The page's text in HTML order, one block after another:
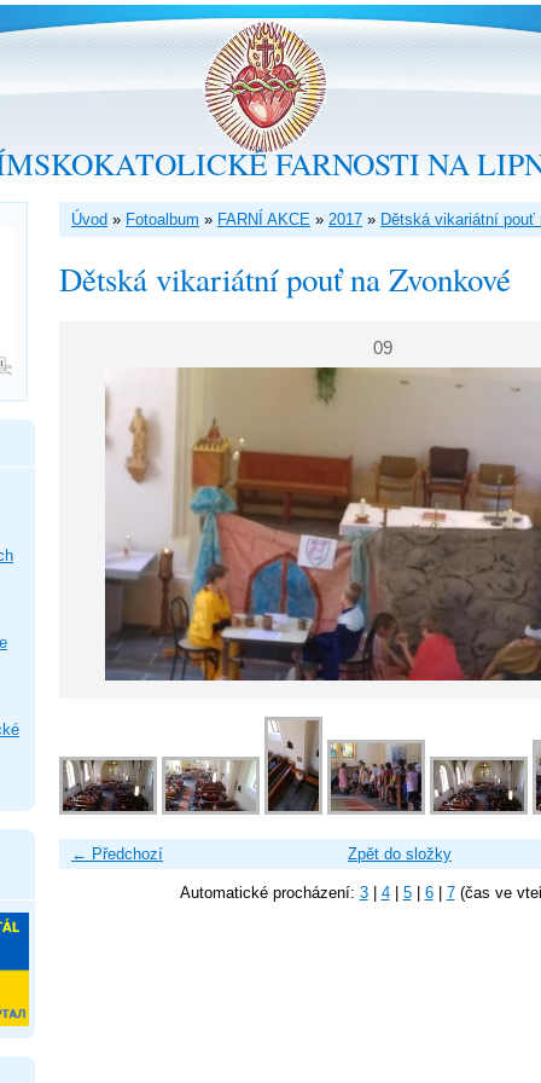
FARNOSTI NA
Úvod » Fotoalbum » FARNÍ AKCE » 2017 » Dětská vikariátní pouť
Dětská vikariátní pouť na Zvonkové
09
← Předchozí Zpět do složky
Automatické procházení: 3| 4| 5| 6| 7(čas ve